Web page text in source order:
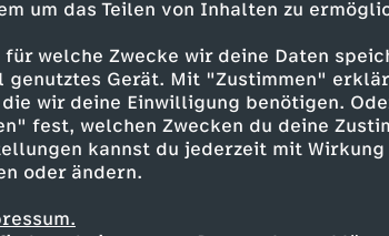
um das Teilen von Inhalten zu
für welche Zwecke wir deine Daten
Gerät. Mit "Zustimmen"
wir deine Einwilligung benötigen.
fest, welchen Zwecken du deine
kannst du jederzeit mit
oder ändern.
Koch
entdecken
schräg Untertitel Phil